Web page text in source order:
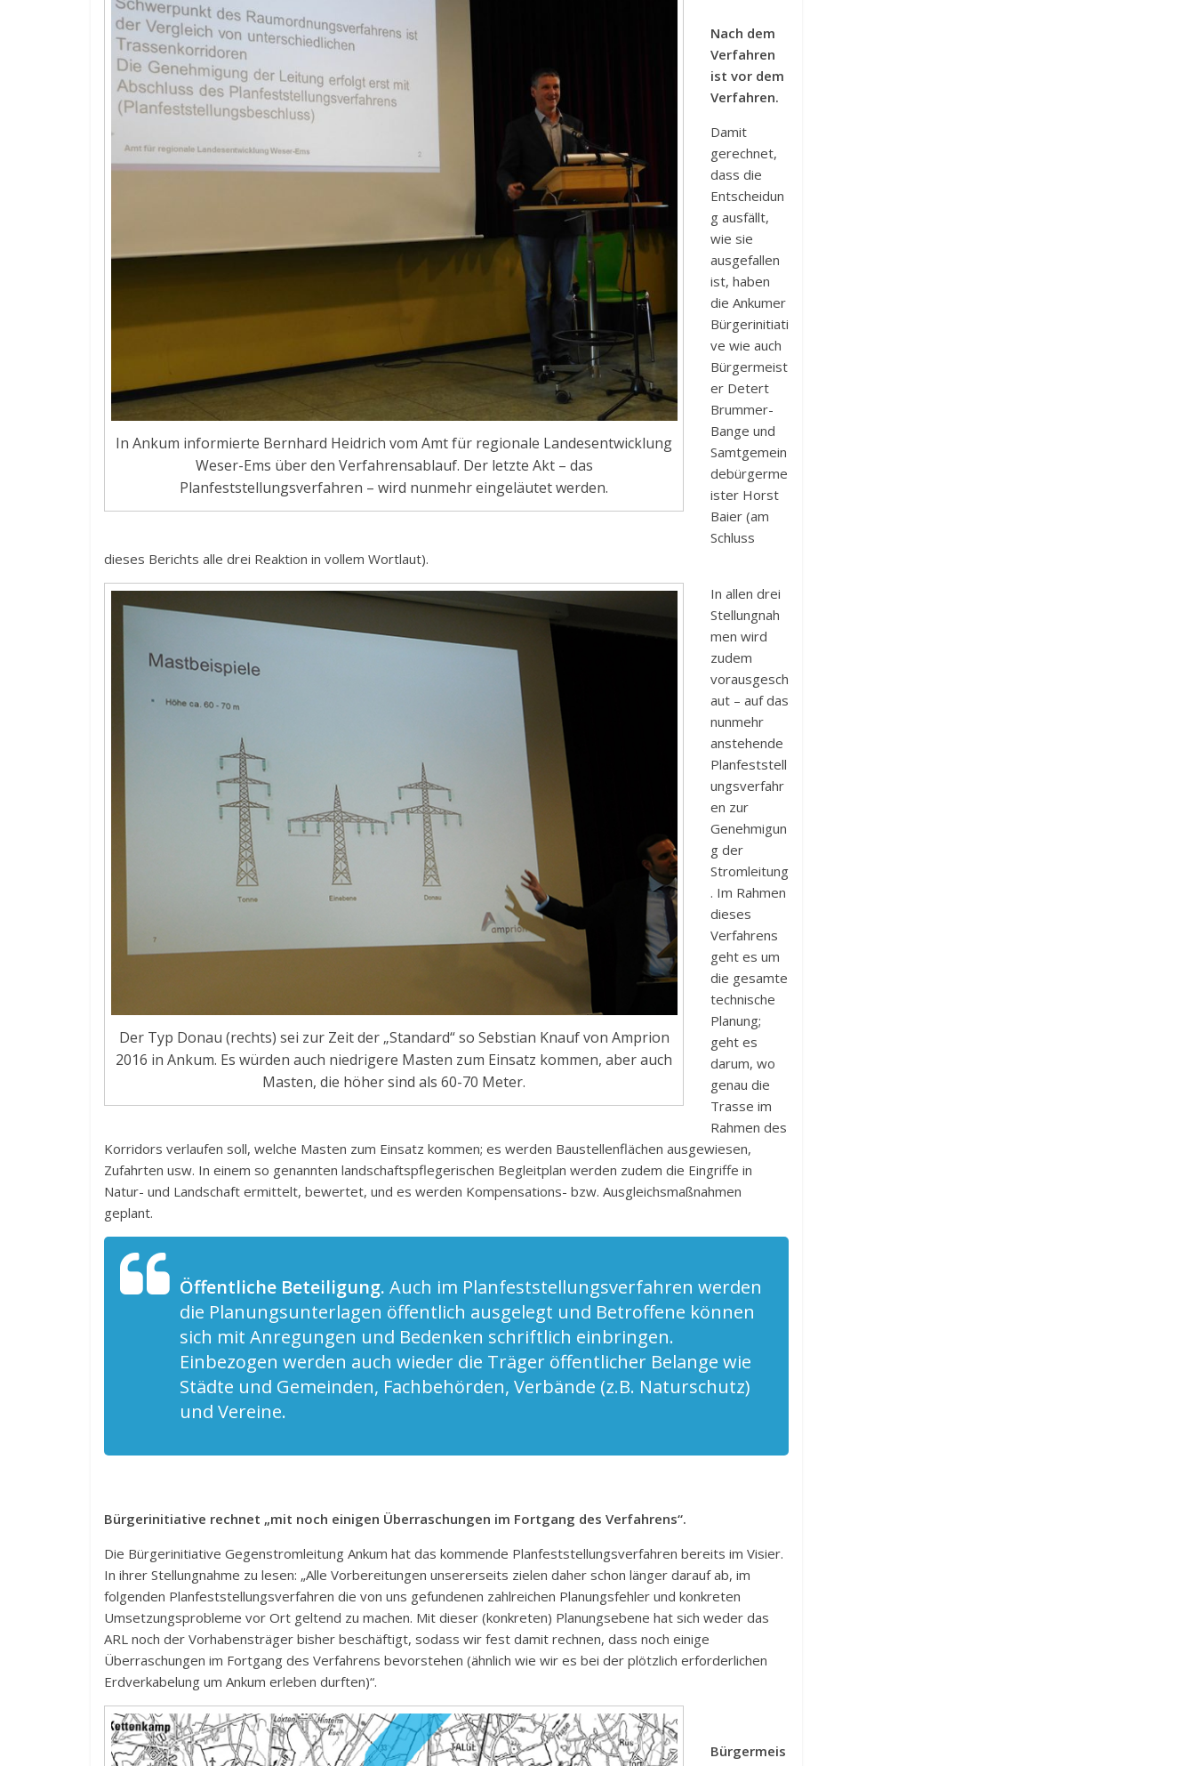
In Ankum informierte Bernhard Heidrich vom Amt für regionale Landesentwicklung
Weser-Ems über den Verfahrensablauf. Der letzte Akt – das
Planfeststellungsverfahren – wird nunmehr eingeläutet werden.
Nach dem
Verfahren
ist vor dem
Verfahren.
Damit
gerechnet,
dass die
Entscheidun
g ausfällt,
wie sie
ausgefallen
ist, haben
die Ankumer
Bürgerinitiati
ve wie auch
Bürgermeist
er Detert
Brummer-
Bange und
Samtgemein
debürgerme
ister Horst
Baier (am
Schluss
dieses Berichts alle drei Reaktion in vollem Wortlaut).
Der Typ Donau (rechts) sei zur Zeit der „Standard“ so Sebstian Knauf von Amprion
2016 in Ankum. Es würden auch niedrigere Masten zum Einsatz kommen, aber auch
Masten, die höher sind als 60-70 Meter.
In allen drei
Stellungnah
men wird
zudem
vorausgesch
aut – auf das
nunmehr
anstehende
Planfeststell
ungsverfahr
en zur
Genehmigun
g der
Stromleitung
. Im Rahmen
dieses
Verfahrens
geht es um
die gesamte
technische
Planung;
geht es
darum, wo
genau die
Trasse im
Rahmen des
Korridors verlaufen soll, welche Masten zum Einsatz kommen; es werden Baustellenflächen ausgewiesen,
Zufahrten usw. In einem so genannten landschaftspflegerischen Begleitplan werden zudem die Eingriffe in
Natur- und Landschaft ermittelt, bewertet, und es werden Kompensations- bzw. Ausgleichsmaßnahmen
geplant.
Öffentliche Beteiligung. Auch im Planfeststellungsverfahren werden
die Planungsunterlagen öffentlich ausgelegt und Betroffene können
sich mit Anregungen und Bedenken schriftlich einbringen.
Einbezogen werden auch wieder die Träger öffentlicher Belange wie
Städte und Gemeinden, Fachbehörden, Verbände (z.B. Naturschutz)
und Vereine.
Bürgerinitiative rechnet „mit noch einigen Überraschungen im Fortgang des Verfahrens“.
Die Bürgerinitiative Gegenstromleitung Ankum hat das kommende Planfeststellungsverfahren bereits im Visier.
In ihrer Stellungnahme zu lesen: „Alle Vorbereitungen unsererseits zielen daher schon länger darauf ab, im
folgenden Planfeststellungsverfahren die von uns gefundenen zahlreichen Planungsfehler und konkreten
Umsetzungsprobleme vor Ort geltend zu machen. Mit dieser (konkreten) Planungsebene hat sich weder das
ARL noch der Vorhabensträger bisher beschäftigt, sodass wir fest damit rechnen, dass noch einige
Überraschungen im Fortgang des Verfahrens bevorstehen (ähnlich wie wir es bei der plötzlich erforderlichen
Erdverkabelung um Ankum erleben durften)“.
Bürgermeis